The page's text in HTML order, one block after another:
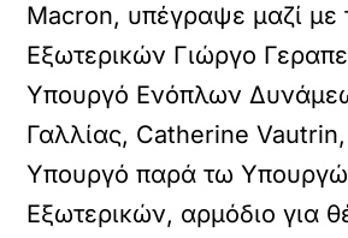
Macron, υπέγραψε μαζί με
Εξωτερικών Γιώργο
Υπουργό Ενόπλων
Γαλλίας, Catherine Vautrin,
Υπουργό παρά τω
Εξωτερικών, αρμόδιο για